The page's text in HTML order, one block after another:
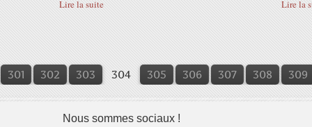
Lire la suite Lire la
301 302 303 304 305 306 307 308 309
Nous sommes sociaux !